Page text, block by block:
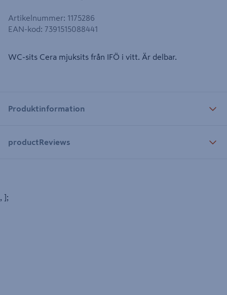
Artikelnummer: 1175286
EAN-kod: 7391515088441
WC-sits Cera mjuksits från IFÖ i vitt. Är delbar.
Produktinformation
productReviews
, ];